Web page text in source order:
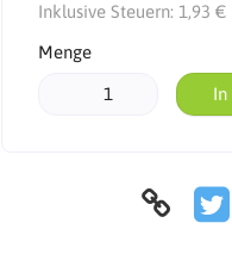
Inklusive Steuern: 1,93 €
Menge
In